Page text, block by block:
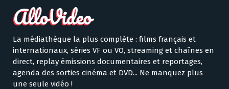
La médiathèque la plus complète : films français et
internationaux, séries VF ou VO, streaming et chaînes en
direct, replay émissions documentaires et reportages,
agenda des sorties cinéma et DVD... Ne manquez plus
une seule vidéo !